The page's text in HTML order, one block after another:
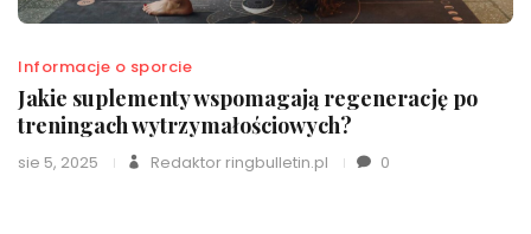
Informacje o sporcie
Jakie suplementy wspomagają regenerację po
treningach wytrzymałościowych?
sie 5, 2025 Redaktor ringbulletin.pl 0